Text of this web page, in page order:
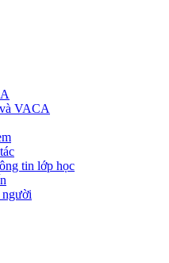
VACA
tin lớp học
người